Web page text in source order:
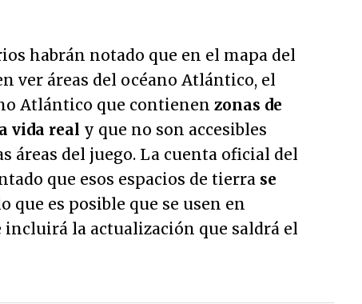
habrán notado que en el mapa del
ver áreas del océano Atlántico, el
Atlántico que contienen zonas de
vida real y que no son accesibles
áreas del juego. La cuenta oficial del
que esos espacios de tierra se
que es posible que se usen en
incluirá la actualización que saldrá el